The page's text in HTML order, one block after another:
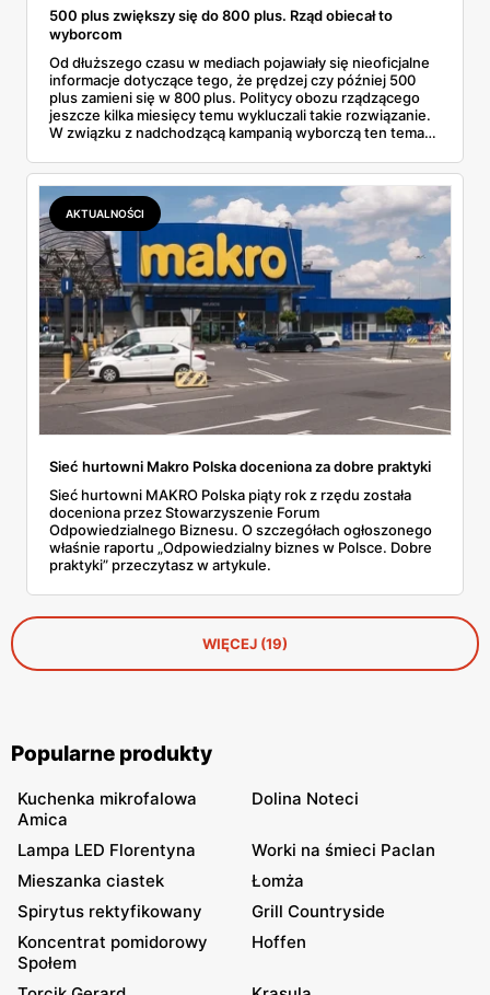
500 plus zwiększy się do 800 plus. Rząd obiecał to
wyborcom
Od dłuższego czasu w mediach pojawiały się nieoficjalne
informacje dotyczące tego, że prędzej czy później 500
plus zamieni się w 800 plus. Politycy obozu rządzącego
jeszcze kilka miesięcy temu wykluczali takie rozwiązanie.
W związku z nadchodzącą kampanią wyborczą ten temat
świadczenia zwiększy się do 800 zł, wiadomo też kiedy to
nastąpi.
AKTUALNOŚCI
Sieć hurtowni Makro Polska doceniona za dobre praktyki
Sieć hurtowni MAKRO Polska piąty rok z rzędu została
doceniona przez Stowarzyszenie Forum
Odpowiedzialnego Biznesu. O szczegółach ogłoszonego
właśnie raportu „Odpowiedzialny biznes w Polsce. Dobre
praktyki” przeczytasz w artykule.
WIĘCEJ (19)
Popularne produkty
Kuchenka mikrofalowa
Amica
Dolina Noteci
Lampa LED Florentyna
Worki na śmieci Paclan
Mieszanka ciastek
Łomża
Spirytus rektyfikowany
Grill Countryside
Koncentrat pomidorowy
Społem
Hoffen